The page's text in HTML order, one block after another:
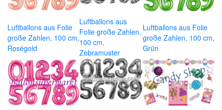
Luftballons aus Folie
große Zahlen, 100 cm,
Roségold
Luftballons aus
Folie große Zahlen,
100 cm,
Zebramuster
Luftballons aus Folie
große Zahlen, 100 cm,
Grün